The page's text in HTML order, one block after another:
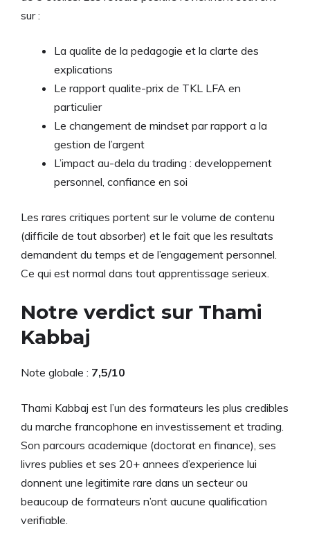
sur :
La qualite de la pedagogie et la clarte des
explications
Le rapport qualite-prix de TKL LFA en
particulier
Le changement de mindset par rapport a la
gestion de l’argent
L’impact au-dela du trading : developpement
personnel, confiance en soi
Les rares critiques portent sur le volume de contenu
(difficile de tout absorber) et le fait que les resultats
demandent du temps et de l’engagement personnel.
Ce qui est normal dans tout apprentissage serieux.
Notre verdict sur Thami
Kabbaj
Note globale : 7,5/10
Thami Kabbaj est l’un des formateurs les plus credibles
du marche francophone en investissement et trading.
Son parcours academique (doctorat en finance), ses
livres publies et ses 20+ annees d’experience lui
donnent une legitimite rare dans un secteur ou
beaucoup de formateurs n’ont aucune qualification
verifiable.